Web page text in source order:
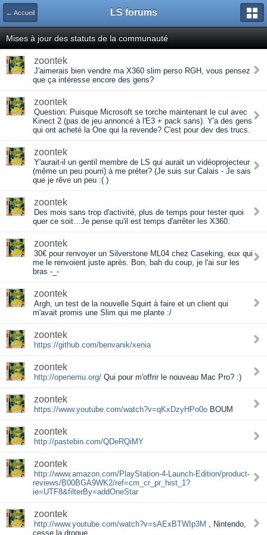
← Accueil LS forums
Mises à jour des statuts de la communauté
zoontek
J'aimerais bien vendre ma X360 slim perso RGH, vous pensez
que ça intéresse encore des gens?
zoontek
Question: Puisque Microsoft se torche maintenant le cul avec
Kinect 2 (pas de jeu annoncé à l'E3 + pack sans). Y'a des gens
qui ont acheté la One qui la revende? C'est pour dev des trucs.
zoontek
Y'aurait-il un gentil membre de LS qui aurait un vidéoprojecteur
(même un peu pourri) à me préter? (Je suis sur Calais - Je sais
que je rêve un peu :( )
zoontek
Des mois sans trop d'activité, plus de temps pour tester quoi
quer ce soit…Je pense qu'il est temps d'arrêter les X360.
zoontek
30€ pour renvoyer un Silverstone ML04 chez Caseking, eux qui
me le renvoient juste après. Bon, bah du coup, je l'ai sur les
bras -_-
zoontek
Argh, un test de la nouvelle Squirt à faire et un client qui
m'avait promis une Slim qui me plante :/
zoontek
https://github.com/benvanik/xenia
zoontek
http://openemu.org/ Qui pour m'offrir le nouveau Mac Pro? :)
zoontek
https://www.youtube.com/watch?v=qKxDzyHPo0o BOUM
zoontek
http://pastebin.com/QDeRQiMY
zoontek
http://www.amazon.com/PlayStation-4-Launch-Edition/product-
reviews/B00BGA9WK2/ref=cm_cr_pr_hist_1?
ie=UTF8&filterBy=addOneStar
zoontek
http://www.youtube.com/watch?v=sAExBTWIp3M , Nintendo,
cesse la drogue.